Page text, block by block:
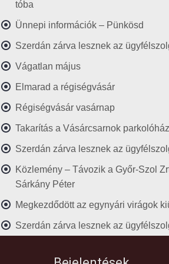
tóba
Ünnepi információk – Pünkösd
Szerdán zárva lesznek az
Vágatlan május
Elmarad a régiségvásár
Régiségvásár vasárnap
Takarítás a Vásárcsarnok
Szerdán zárva lesznek az
Közlemény – Távozik a Győr-Szol
Sárkány Péter
Megkezdődött az egynyári virágok
Szerdán zárva lesznek az